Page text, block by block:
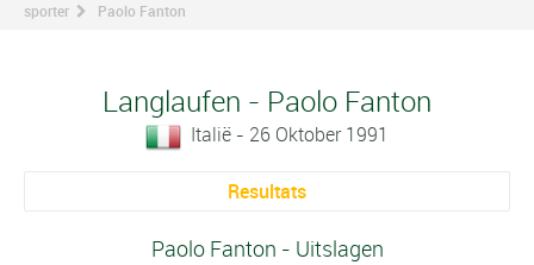
sporter
Paolo Fanton
Langlaufen - Paolo Fanton
Italië - 26 Oktober 1991
Resultats
Paolo Fanton - Uitslagen